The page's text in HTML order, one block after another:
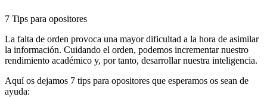
7 Tips para opositores
La falta de orden provoca una mayor dificultad a la hora de asimilar
la información. Cuidando el orden, podemos incrementar nuestro
rendimiento académico y, por tanto, desarrollar nuestra inteligencia.
Aquí os dejamos 7 tips para opositores que esperamos os sean de
ayuda: